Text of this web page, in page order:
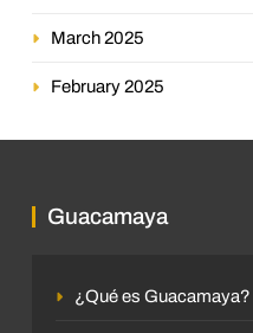
March 2025
February 2025
Guacamaya
¿Qué es Guacamaya?